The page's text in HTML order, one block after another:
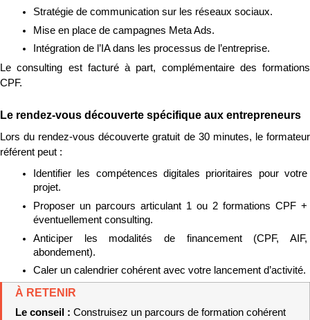
Stratégie de communication sur les réseaux sociaux.
Mise en place de campagnes Meta Ads.
Intégration de l’IA dans les processus de l’entreprise.
Le consulting est facturé à part, complémentaire des formations
CPF.
Le rendez-vous découverte spécifique aux entrepreneurs
Lors du rendez-vous découverte gratuit de 30 minutes, le formateur
référent peut :
Identifier les compétences digitales prioritaires pour votre
projet.
Proposer un parcours articulant 1 ou 2 formations CPF +
éventuellement consulting.
Anticiper les modalités de financement (CPF, AIF,
abondement).
Caler un calendrier cohérent avec votre lancement d’activité.
À RETENIR
Le conseil : Construisez un parcours de formation cohérent